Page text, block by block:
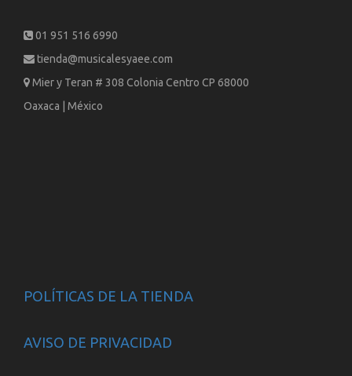
01 951 516 6990
tienda@musicalesyaee.com
Mier y Teran # 308 Colonia Centro CP 68000
Oaxaca | México
POLÍTICAS DE LA TIENDA
AVISO DE PRIVACIDAD